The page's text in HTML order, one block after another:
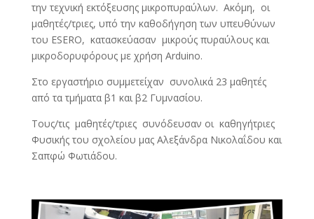
την τεχνική εκτόξευσης μικροπυραύλων. Ακόμη, οι
μαθητές/τριες, υπό την καθοδήγηση των υπευθύνων
του ΕSERO, κατασκεύασαν μικρούς πυραύλους και
μικροδορυφόρους με χρήση Arduino.
Στο εργαστήριο συμμετείχαν συνολικά 23 μαθητές
από τα τμήματα β1 και β2 Γυμνασίου.
Τους/τις μαθητές/τριες συνόδευσαν οι καθηγήτριες
Φυσικής του σχολείου μας Αλεξάνδρα Νικολαΐδου και
Σαπφώ Φωτιάδου.